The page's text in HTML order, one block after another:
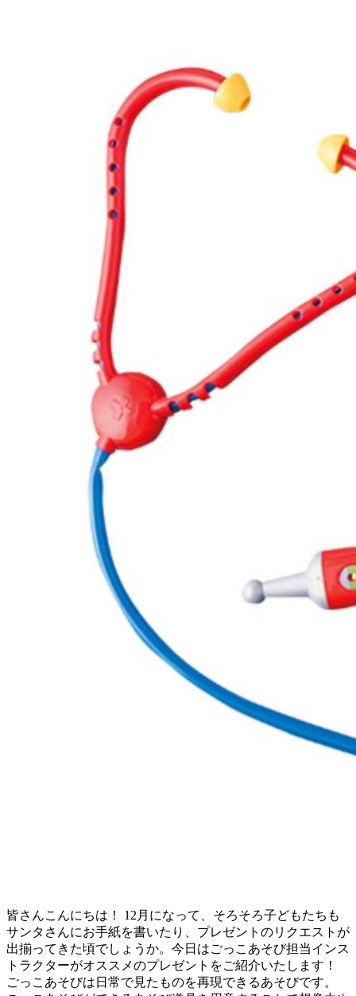
皆さんこんにちは！ 12月になって、そろそろ子どもたちも
サンタさんにお手紙を書いたり、プレゼントのリクエストが
出揃ってきた頃でしょうか。今日はごっこあそび担当インス
トラクターがオススメのプレゼントをご紹介いたします！
ごっこあそびは日常で見たものを再現できるあそびです。